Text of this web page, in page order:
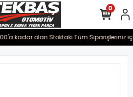
kadar olan Stoktaki Tüm Siparişleriniz
0